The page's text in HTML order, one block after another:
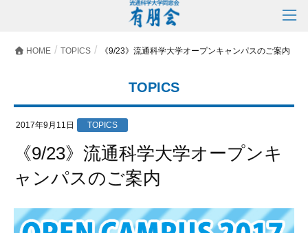
HOME TOPICS 《9/23》流通科学大学オープンキャンパスのご案内
TOPICS
2017年9月11日 TOPICS
《9/23》流通科学大学オープンキ
ャンパスのご案内